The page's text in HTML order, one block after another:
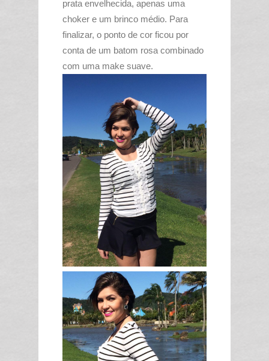
prata envelhecida, apenas uma
choker e um brinco médio. Para
finalizar, o ponto de cor ficou por
conta de um batom rosa combinado
com uma make suave.